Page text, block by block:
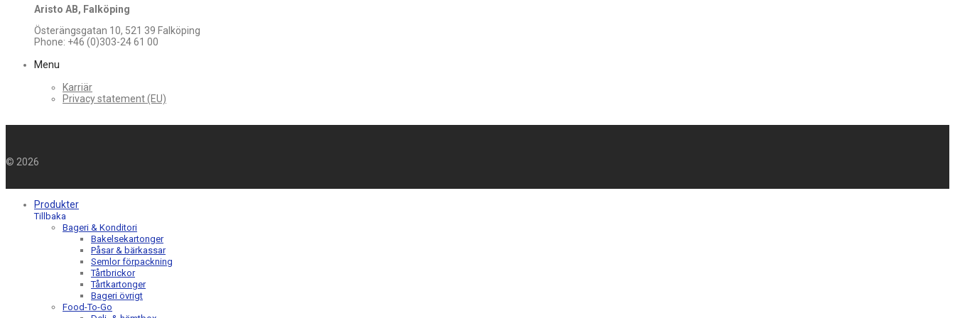
Aristo AB, Falköping
Österängsgatan 10, 521 39 Falköping
Phone: +46 (0)303-24 61 00
Menu
Karriär
Privacy statement (EU)
© 2026
Produkter
Tillbaka
Bageri & Konditori
Bakelsekartonger
Påsar & bärkassar
Semlor förpackning
Tårtbrickor
Tårtkartonger
Bageri övrigt
Food-To-Go